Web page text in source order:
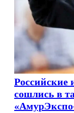
Российские
сошлись в